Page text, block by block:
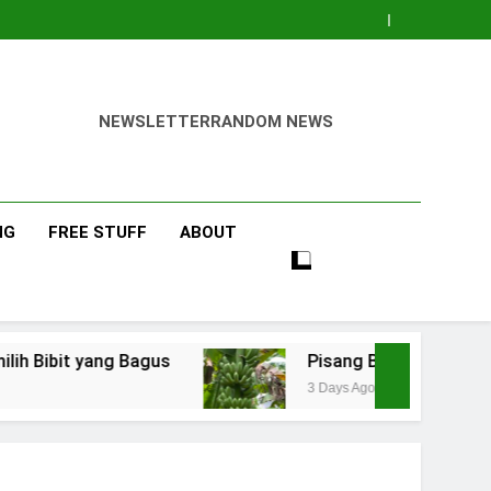
NEWSLETTERRANDOM NEWS
FREE STUFF ABOUT
Bagus Pisang Barangan
3 Days Ago